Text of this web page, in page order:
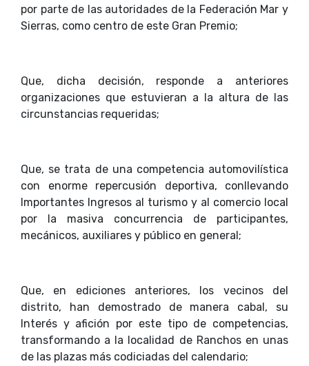
por parte de las autoridades de la Federación Mar y
Sierras, como centro de este Gran Premio;
Que, dicha decisión, responde a anteriores
organizaciones que estuvieran a la altura de las
circunstancias requeridas;
Que, se trata de una competencia automovilística
con enorme repercusión deportiva, conllevando
Importantes Ingresos al turismo y al comercio local
por la masiva concurrencia de participantes,
mecánicos, auxiliares y público en general;
Que, en ediciones anteriores, los vecinos del
distrito, han demostrado de manera cabal, su
Interés y afición por este tipo de competencias,
transformando a la localidad de Ranchos en unas
de las plazas más codiciadas del calendario;